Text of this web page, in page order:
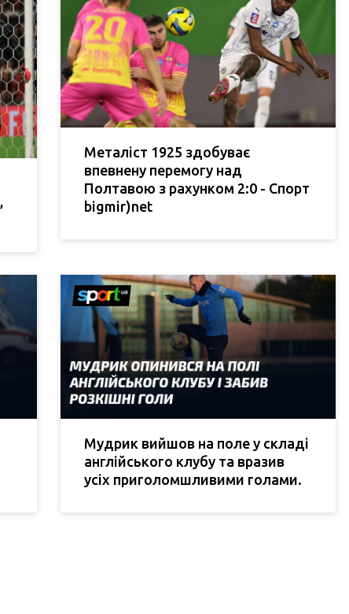
Металіст 1925 здобуває
впевнену перемогу над
Полтавою з рахунком 2:0 - Спорт
bigmir)net
Мудрик вийшов на поле у складі
англійського клубу та вразив
усіх приголомшливими голами.